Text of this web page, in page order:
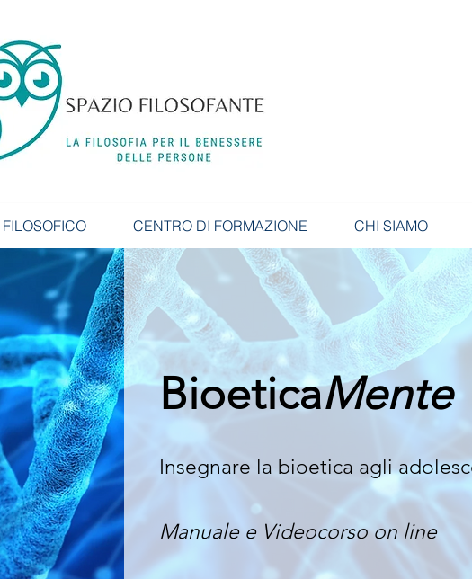
CENTRO DI FORMAZIONE CHI SIAMO
BioeticaMente
Insegnare la bioetica agli
Manuale e Videocorso on line